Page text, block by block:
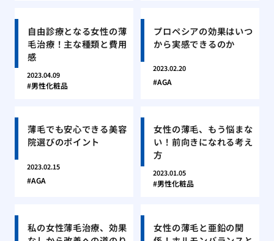
自由診療となる女性の薄
毛治療！主な種類と費用
感
2023.04.09
男性化粧品
プロペシアの効果はいつ
から実感できるのか
2023.02.20
AGA
薄毛でも安心できる美容
院選びのポイント
2023.02.15
AGA
女性の薄毛、もう悩まな
い！前向きになれる考え
方
2023.01.05
男性化粧品
私の女性薄毛治療、効果
女性の薄毛と亜鉛の関